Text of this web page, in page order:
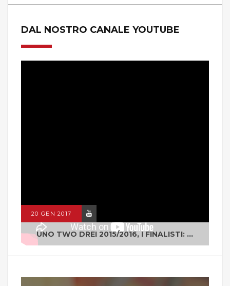
DAL NOSTRO CANALE YOUTUBE
20 GEN 2017
UNO TWO DREI 2015/2016, I FINALISTI: CLASSE IV ALS ISTITUTO "DEGASPERI" BORGO VALSUGANA